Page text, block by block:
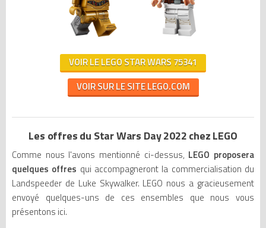
VOIR LE LEGO STAR WARS 75341
VOIR SUR LE SITE LEGO.COM
Les offres du Star Wars Day 2022 chez LEGO
Comme nous l'avons mentionné ci-dessus, LEGO proposera
quelques offres qui accompagneront la commercialisation du
Landspeeder de Luke Skywalker. LEGO nous a gracieusement
envoyé quelques-uns de ces ensembles que nous vous
présentons ici.